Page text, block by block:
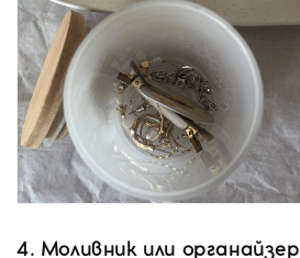
4. Моливник или органайзер